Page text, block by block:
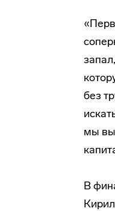
без
мы
В